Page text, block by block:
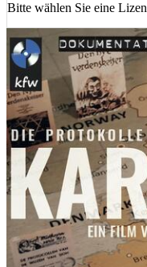
Bitte wählen Sie eine